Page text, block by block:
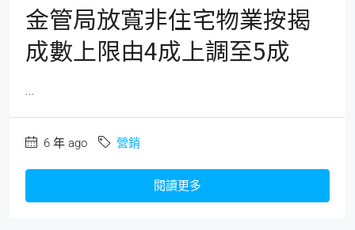
金管局放寬非住宅物業按揭
成數上限由4成上調至5成
...
6 年 ago 營銷
閱讀更多